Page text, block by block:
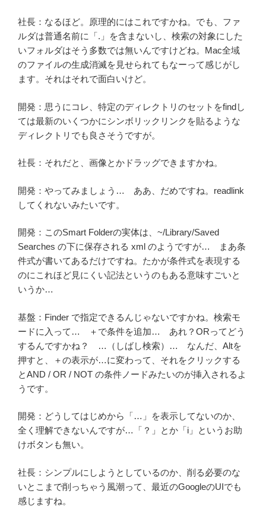
社長：なるほど。原理的にはこれですかね。でも、ファ
ルダは普通名前に「.」を含まないし、検索の対象にした
いフォルダはそう多数では無いんですけどね。Mac全域
のファイルの生成消滅を見せられてもなーって感じがし
ます。それはそれで面白いけど。
開発：思うにコレ、特定のディレクトリのセットをfindし
ては最新のいくつかにシンボリックリンクを貼るような
ディレクトリでも良さそうですが。
社長：それだと、画像とかドラッグできますかね。
開発：やってみましょう… ああ、だめですね。readlink
してくれないみたいです。
開発：このSmart Folderの実体は、~/Library/Saved
Searches の下に保存される xml のようですが… まあ条
件式が書いてあるだけですね。たかが条件式を表現する
のにこれほど見にくい記法というのもある意味すごいと
いうか…
基盤：Finder で指定できるんじゃないですかね。検索モ
ードに入って… ＋で条件を追加… あれ？ORってどう
するんですかね？ …（しばし検索）… なんだ、Altを
押すと、＋の表示が…に変わって、それをクリックする
とAND / OR / NOT の条件ノードみたいのが挿入されるよ
うです。
開発：どうしてはじめから「…」を表示してないのか、
全く理解できないんですが…「？」とか「i」というお助
けボタンも無い。
社長：シンプルにしようとしているのか、削る必要のな
いとこまで削っちゃう風潮って、最近のGoogleのUIでも
感じますね。